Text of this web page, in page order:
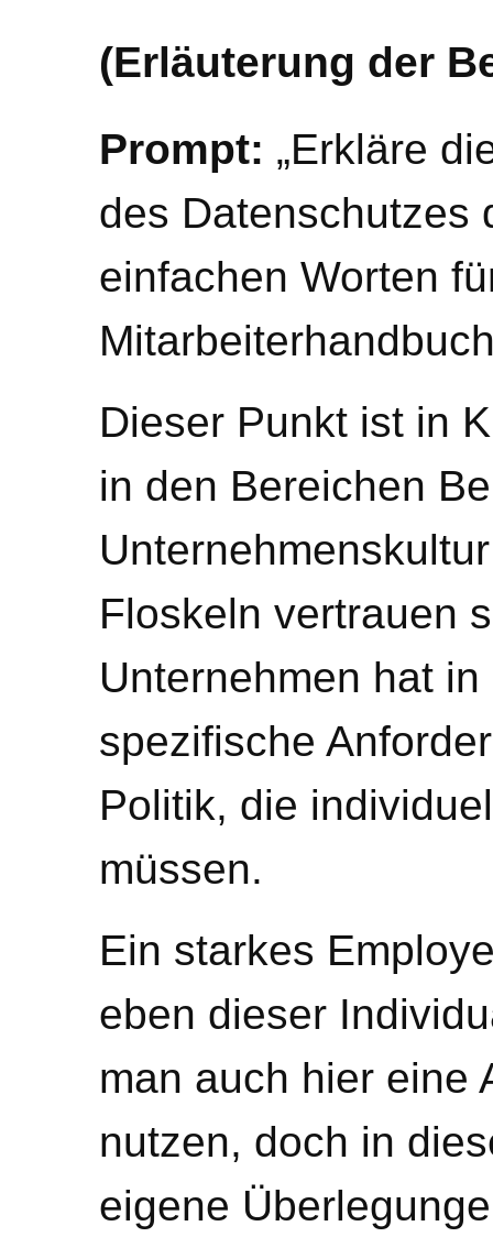
(Erläuterung der
Prompt: „Erkläre
des Datenschutzes
einfachen Worten
Dieser Punkt ist in
in den Bereichen
Floskeln vertrauen
Unternehmen hat
spezifische
Politik, die
müssen.
Ein starkes
eben dieser
man auch hier eine
nutzen, doch in
eigene